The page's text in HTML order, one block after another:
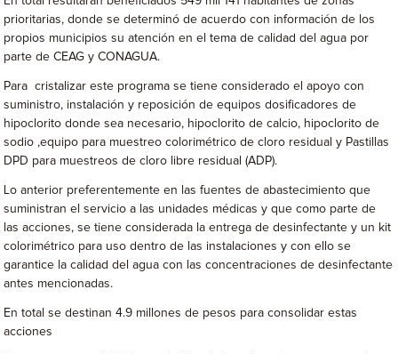
prioritarias, donde se determinó de acuerdo con información de los
propios municipios su atención en el tema de calidad del agua por
parte de CEAG y CONAGUA.
Para cristalizar este programa se tiene considerado el apoyo con
suministro, instalación y reposición de equipos dosificadores de
hipoclorito donde sea necesario, hipoclorito de calcio, hipoclorito de
sodio ,equipo para muestreo colorimétrico de cloro residual y Pastillas
DPD para muestreos de cloro libre residual (ADP).
Lo anterior preferentemente en las fuentes de abastecimiento que
suministran el servicio a las unidades médicas y que como parte de
las acciones, se tiene considerada la entrega de desinfectante y un kit
colorimétrico para uso dentro de las instalaciones y con ello se
garantice la calidad del agua con las concentraciones de desinfectante
antes mencionadas.
En total se destinan 4.9 millones de pesos para consolidar estas
acciones